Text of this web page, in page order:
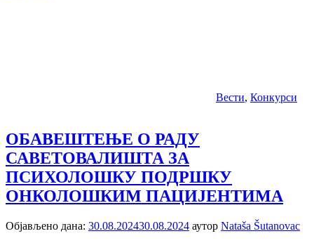
Вести, Конкурси
ОБАВЕШТЕЊЕ О РАДУ
САВЕТОВАЛИШТА ЗА
ПСИХОЛОШКУ ПОДРШКУ
ОНКОЛОШКИМ ПАЦИЈЕНТИМА
Објављено дана: 30.08.202430.08.2024 аутор Nataša Šutanovac